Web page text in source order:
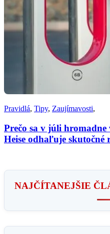
Pravidlá, Tipy, Zaujímavosti,
Prečo sa v júli
Heise odhaľuje skutočné
NAJČÍTANEJŠIE